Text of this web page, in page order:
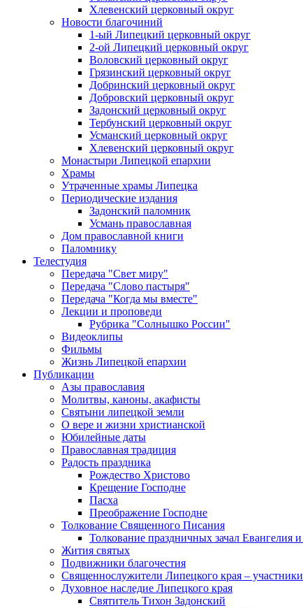
Хлевенский церковный округ
Новости благочиний
1-ый Липецкий церковный округ
2-ой Липецкий церковный округ
Воловский церковный округ
Грязинский церковный округ
Добринский церковный округ
Добровский церковный округ
Задонский церковный округ
Тербунский церковный округ
Усманский церковный округ
Хлевенский церковный округ
Монастыри Липецкой епархии
Храмы
Утраченные храмы Липецка
Периодические издания
Задонский паломник
Усмань православная
Дом православной книги
Паломнику
Телестудия
Передача "Свет миру"
Передача "Слово пастыря"
Передача "Когда мы вместе"
Лекции и проповеди
Рубрика "Солнышко России"
Видеоклипы
Фильмы
Жизнь Липецкой епархии
Публикации
Азы православия
Молитвы, каноны, акафисты
Святыни липецкой земли
О вере и жизни христианской
Юбилейные даты
Православная традиция
Радость праздника
Рождество Христово
Крещение Господне
Пасха
Преображение Господне
Толкование Священного Писания
Толкование праздничных зачал Евангелия
Жития святых
Подвижники благочестия
Священнослужители Липецкого края –
Духовное наследие Липецкого края
Святитель Тихон Задонский